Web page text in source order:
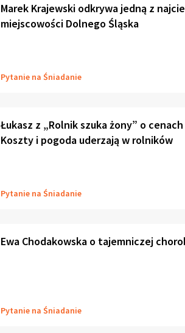
Marek Krajewski odkrywa jedną z
miejscowości Dolnego Śląska
Pytanie na Śniadanie
Łukasz z „Rolnik szuka żony” o
Koszty i pogoda uderzają w rolników
Pytanie na Śniadanie
Ewa Chodakowska o tajemniczej
Pytanie na Śniadanie